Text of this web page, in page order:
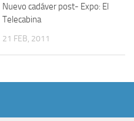
Nuevo cadáver post- Expo: El
Telecabina
21 FEB, 2011